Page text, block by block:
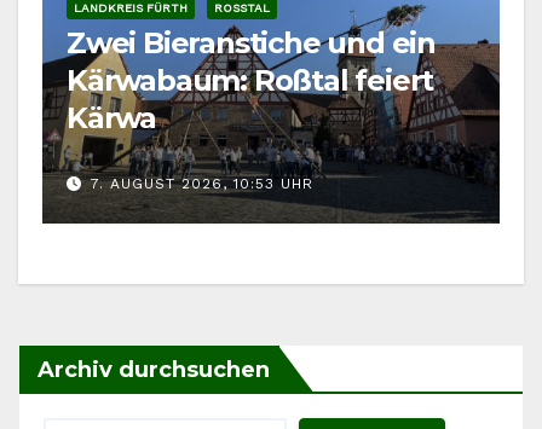
LANDKREIS FÜRTH ROSSTAL
Zwei Bieranstiche und ein
Kärwabaum: Roßtal feiert
Kärwa
7. AUGUST 2026, 10:53 UHR
Archiv durchsuchen